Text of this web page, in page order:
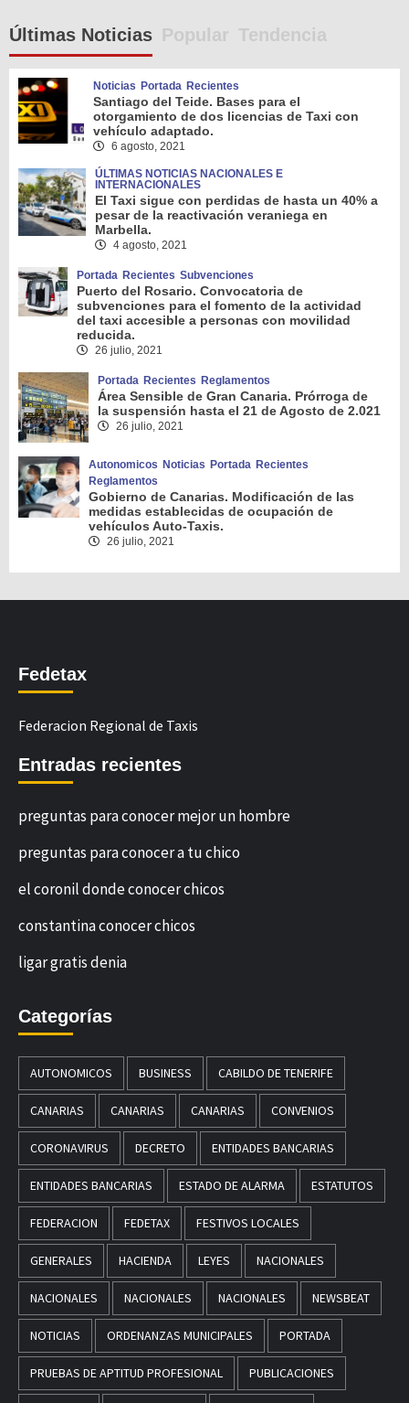
Últimas Noticias Popular Tendencia
Noticias Portada Recientes
Santiago del Teide. Bases para el
otorgamiento de dos licencias de Taxi con
vehículo adaptado.
6 agosto, 2021
ÚLTIMAS NOTICIAS NACIONALES E
INTERNACIONALES
El Taxi sigue con perdidas de hasta un 40% a
pesar de la reactivación veraniega en
Marbella.
4 agosto, 2021
Portada Recientes Subvenciones
Puerto del Rosario. Convocatoria de
subvenciones para el fomento de la actividad
del taxi accesible a personas con movilidad
reducida.
26 julio, 2021
Portada Recientes Reglamentos
Área Sensible de Gran Canaria. Prórroga de
la suspensión hasta el 21 de Agosto de 2.021
26 julio, 2021
Autonomicos Noticias Portada Recientes
Reglamentos
Gobierno de Canarias. Modificación de las
medidas establecidas de ocupación de
vehículos Auto-Taxis.
26 julio, 2021
Fedetax
Federacion Regional de Taxis
Entradas recientes
preguntas para conocer mejor un hombre
preguntas para conocer a tu chico
el coronil donde conocer chicos
constantina conocer chicos
ligar gratis denia
Categorías
AUTONOMICOS BUSINESS CABILDO DE TENERIFE
CANARIAS CANARIAS CANARIAS CONVENIOS
CORONAVIRUS DECRETO ENTIDADES BANCARIAS
ENTIDADES BANCARIAS ESTADO DE ALARMA ESTATUTOS
FEDERACION FEDETAX FESTIVOS LOCALES
GENERALES HACIENDA LEYES NACIONALES
NACIONALES NACIONALES NACIONALES NEWSBEAT
NOTICIAS ORDENANZAS MUNICIPALES PORTADA
PRUEBAS DE APTITUD PROFESIONAL PUBLICACIONES